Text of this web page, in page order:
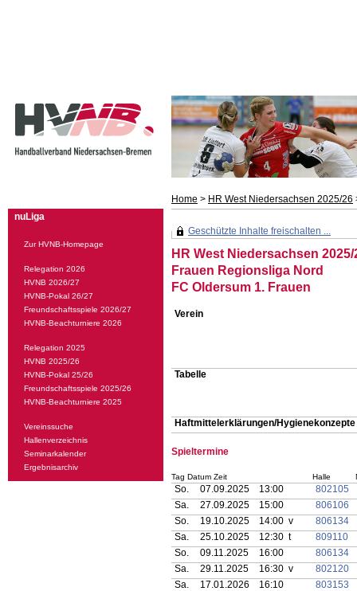
Home > HR West Niedersachsen 2025/26
nuLiga
Zur HVNB-Homepage
Relegation 2026
HVNB 2026/27
HVNB-Pokal 26/27
Freundschaftsspiele 2026/27
HVNB-Beachturniere 2026
Relegation 2025
HVNB 2025/26
HVNB-Pokal 25/26
Freundschaftsspiele 2025/26
HVNB-Beachturniere 2025
Vereinssuche
Hallenverzeichnis
Seminarkalender
Ergebnisarchiv
Geschützte Inhalte freischalten ...
HR West Niedersachsen 2025/
Frauen Regionsliga Nord
FC Oldersum 1. Frauen
Verein
Tabelle
Haftmittelerklärungen/Hygienekonzepte
Spieltermine
Tag Datum Zeit Halle
So. 07.09.2025 13:00
802105
Sa.
27.09.2025 15:00
806106
So.
19.10.2025 14:00 v
806134
Sa.
25.10.2025 12:30 t
809110
So.
09.11.2025 16:00
806134
Sa.
29.11.2025 16:30 v
802120
Sa.
17.01.2026 16:10
803153